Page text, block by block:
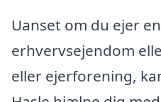
Uanset om du ejer
erhvervsejendom
eller ejerforening,